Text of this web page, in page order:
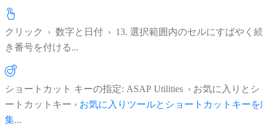
クリック › 数字と日付 › 13. 選択範囲内のセルにすばやく続
き番号を付ける...
ショートカット キーの指定: ASAP Utilities › お気に入りとシ
ートカットキー › お気に入りツールとショートカットキーを
集...